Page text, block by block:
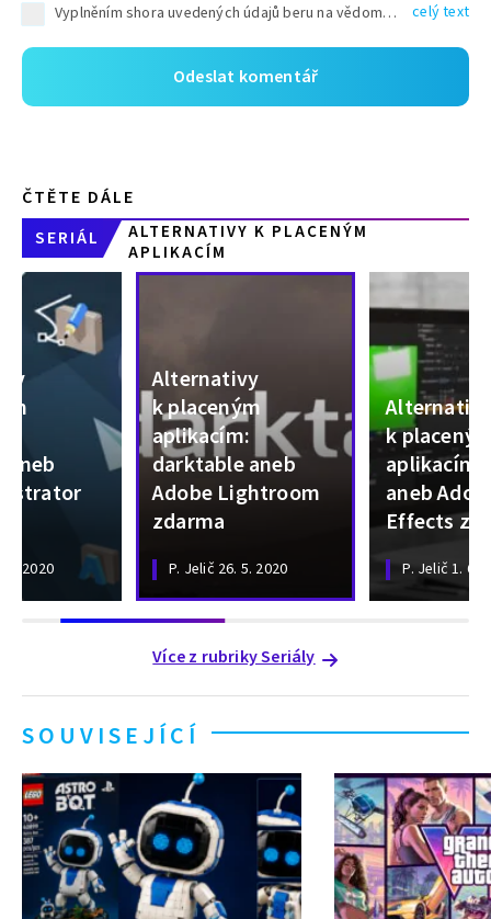
Vyplněním shora uvedených údajů beru na vědomí, že společnost TEXT FACTORY s.r.o., sídlem Brno, Durďákova 336/29, Černá Pole, PSČ: 613 00, IČ: 06157831, zapsané u Krajského soudu v Brně, oddíl C, vložka 100399, bude zpracovávat mé osobní údaje uvedené v rámci mnou vyplněného registračního formuláře na základě oprávněných zájmů TEXT FACTORY s.r.o. dle čl. 6 odst. 1 písm. f) GDPR a pro splnění právních povinností (čl. 6 odst. 1 písm. c) GDPR), a to pro tyto účely: nezbytnost zajistit oprávnění návštěvníka webových stránek provozovaných společností TEXT FACTORY s.r.o. přispívat aktivně ke zveřejněným článkům nebo v rámci diskusních fór a výkon práv TEXT FACTORY s.r.o. jako administrátora těchto diskusních fór. Více informací o zpracování osobních údajů a právech lze nalézt v celý text
ČTĚTE DÁLE
SERIÁL
ALTERNATIVY K PLACENÝM
APLIKACÍM
aneb
5. 2020
Alternativy
k placeným
aplikacím:
darktable aneb
Adobe Lightroom
zdarma
P. Jelič 26. 5. 2020
k
aneb
Effects
P. Jelič 1. 6.
Více z rubriky Seriály
SOUVISEJÍCÍ